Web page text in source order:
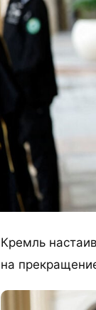
Кремль
на